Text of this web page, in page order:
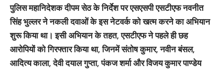
पुलिस महानिदेशक दीपम सेठ के निर्देश पर एसएसपी एसटीएफ नवनीत
सिंह भुल्लर ने नकली दवाओं के इस नेटवर्क को खत्म करने का अभियान
शुरू किया था। इसी अभियान के तहत, एसटीएफ ने पहले ही छह
आरोपियों को गिरफ्तार किया था, जिनमें संतोष कुमार, नवीन बंसल,
आदित्य काला, देवी दयाल गुप्ता, पंकज शर्मा और विजय कुमार पाण्डेय